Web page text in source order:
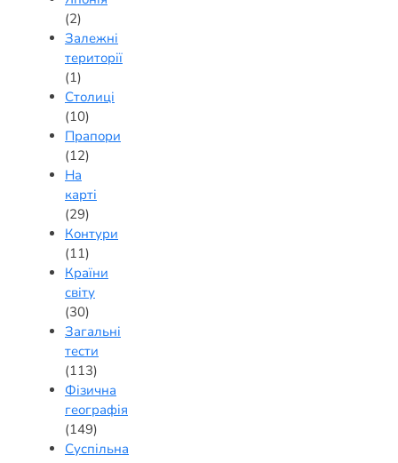
(2)
Залежні
території
(1)
Столиці
(10)
Прапори
(12)
На
карті
(29)
Контури
(11)
Країни
світу
(30)
Загальні
тести
(113)
Фізична
географія
(149)
Суспільна